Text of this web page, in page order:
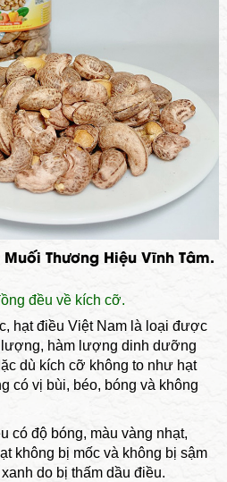
Thương Hiệu Vĩnh Tâm.
đều về kích cỡ.
hạt điều Việt Nam là loại được
lượng, hàm lượng dinh dưỡng
dù kích cỡ không to như hạt
có vị bùi, béo, bóng và không
có độ bóng, màu vàng nhạt,
không bị mốc và không bị sậm
do bị thấm dầu điều.